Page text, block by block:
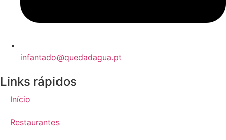
infantado@quedadagua.pt
Links rápidos
Início
Restaurantes